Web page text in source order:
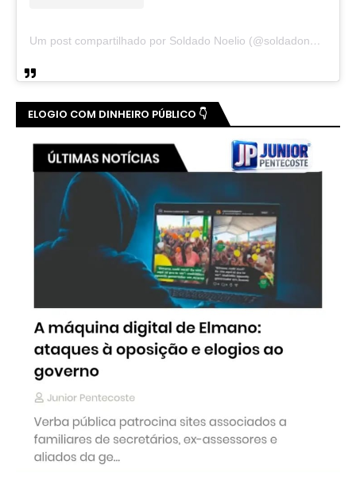
Um post compartilhado por Soldado Noelio (@soldadonoelio)
ELOGIO COM DINHEIRO PÚBLICO 👇